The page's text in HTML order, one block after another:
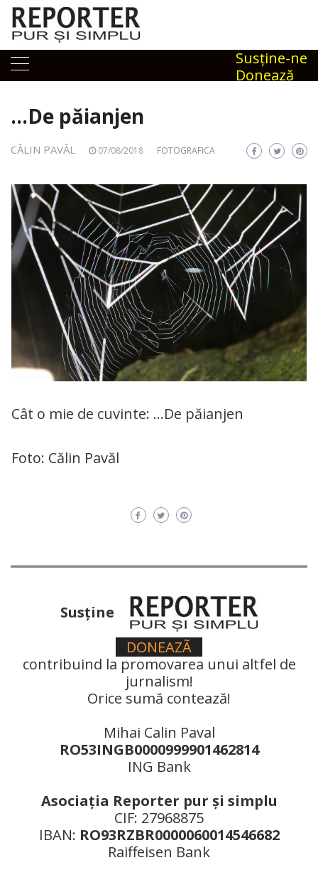
Skip
content
Susţine-ne
Donează
…De păianjen
CĂLIN PAVĂL 07/08/2018 FOTOGRAFICA
Cât o mie de cuvinte: …De păianjen
Foto: Călin Pavăl
Susţine
DONEAZÃ
contribuind la promovarea unui altfel de
jurnalism!
Orice sumă contează!
Mihai Calin Paval
RO53INGB0000999901462814
ING Bank
Asociaţia Reporter pur şi simplu
CIF: 27968875
IBAN: RO93RZBR0000060014546682
Raiffeisen Bank